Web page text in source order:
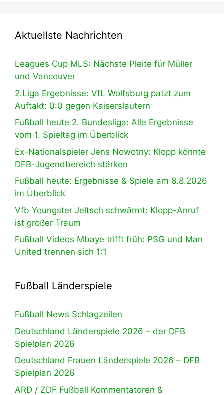
Aktuellste Nachrichten
Leagues Cup MLS: Nächste Pleite für Müller
und Vancouver
2.Liga Ergebnisse: VfL Wolfsburg patzt zum
Auftakt: 0:0 gegen Kaiserslautern
Fußball heute 2. Bundesliga: Alle Ergebnisse
vom 1. Spieltag im Überblick
Ex-Nationalspieler Jens Nowotny: Klopp könnte
DFB-Jugendbereich stärken
Fußball heute: Ergebnisse & Spiele am 8.8.2026
im Überblick
Vfb Youngster Jeltsch schwärmt: Klopp-Anruf
ist großer Traum
Fußball Videos Mbaye trifft früh: PSG und Man
United trennen sich 1:1
Fußball Länderspiele
Fußball News Schlagzeilen
Deutschland Länderspiele 2026 – der DFB
Spielplan 2026
Deutschland Frauen Länderspiele 2026 – DFB
Spielplan 2026
ARD / ZDF Fußball Kommentatoren &